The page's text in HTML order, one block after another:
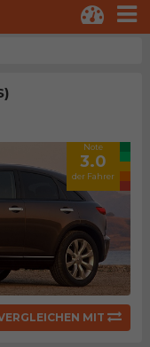
Note
3.0
der Fahrer
MIT